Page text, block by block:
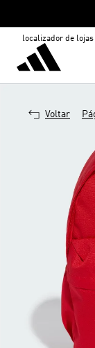
localizador de lojas
Voltar